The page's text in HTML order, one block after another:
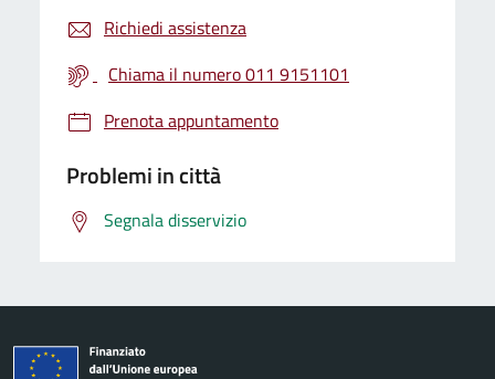
Richiedi assistenza
Chiama il numero 011 9151101
Prenota appuntamento
Problemi in città
Segnala disservizio